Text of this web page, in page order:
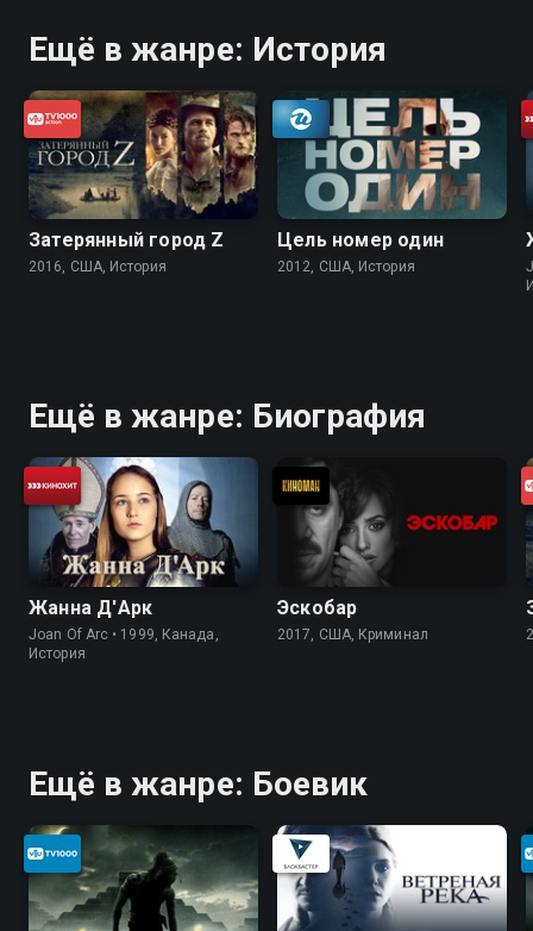
Ещё в жанре: История
Затерянный город Z
2016, США, История
Цель номер один
2012, США, История
Ещё в жанре: Биография
Жанна Д'Арк
Joan Of Arc • 1999, Канада,
История
Эскобар
2017, США, Криминал
Ещё в жанре: Боевик